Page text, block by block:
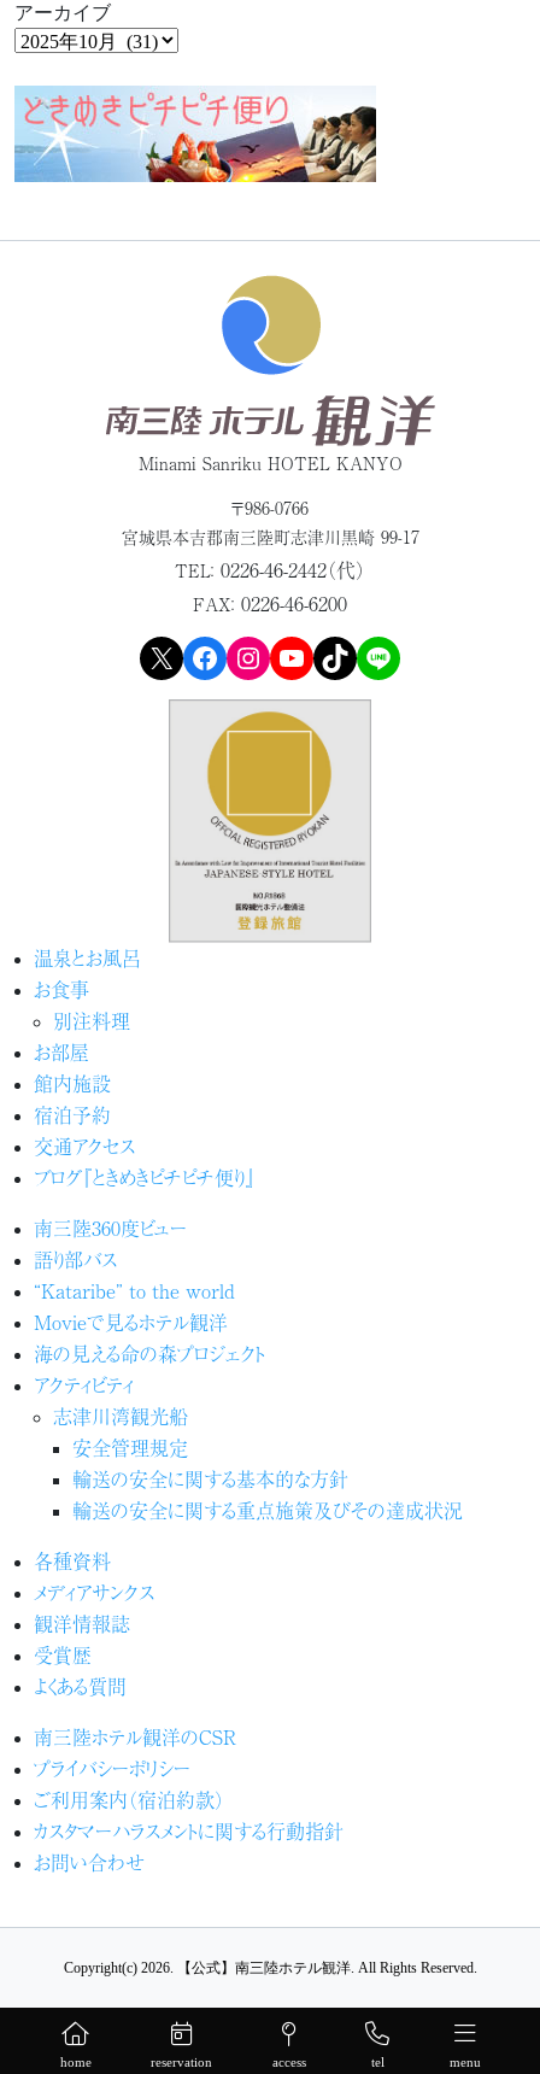
home reservation access tel menu
アーカイブ
Minami Sanriku HOTEL KANYO
〒986-0766
宮城県本吉郡南三陸町志津川黒崎 99-17
TEL： 0226-46-2442（代）
FAX： 0226-46-6200
X Facebook Instagram YouTube TikTok LINE
温泉とお風呂
お食事
別注料理
お部屋
館内施設
宿泊予約
交通アクセス
ブログ『ときめきピチピチ便り』
南三陸360度ビュー
語り部バス
“Kataribe” to the world
Movieで見るホテル観洋
海の見える命の森プロジェクト
アクティビティ
志津川湾観光船
安全管理規定
輸送の安全に関する基本的な方針
輸送の安全に関する重点施策及びその達成状況
各種資料
メディアサンクス
観洋情報誌
受賞歴
よくある質問
南三陸ホテル観洋のCSR
プライバシーポリシー
ご利用案内（宿泊約款）
カスタマーハラスメントに関する行動指針
お問い合わせ
Copyright(c) 2026. 【公式】南三陸ホテル観洋. All Rights Reserved.